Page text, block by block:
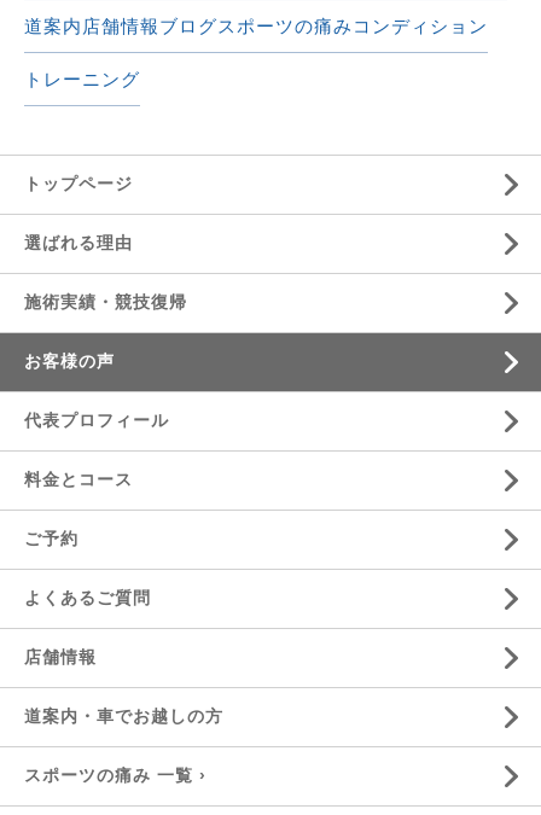
道案内店舗情報ブログスポーツの痛み コンディション
トレーニング
トップページ
選ばれる理由
施術実績・競技復帰
お客様の声
代表プロフィール
料金とコース
ご予約
よくあるご質問
店舗情報
道案内・車でお越しの方
スポーツの痛み 一覧 ›